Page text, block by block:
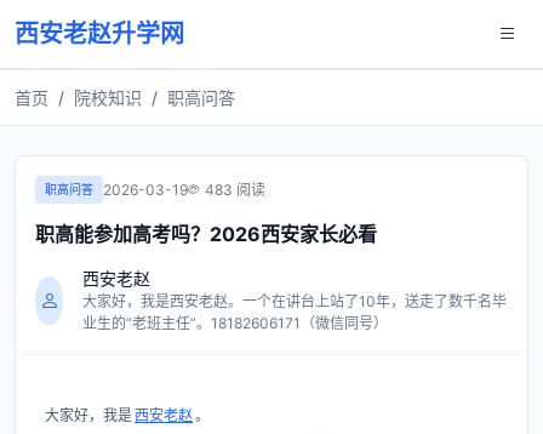
西安老赵升学网
首页 院校知识 职高问答
职高问答 2026-03-19 483 阅读
职高能参加高考吗？2026西安家长必看
西安老赵
大家好，我是西安老赵。一个在讲台上站了10年，送走了数千名毕
业生的“老班主任”。18182606171（微信同号）
大家好，我是西安老赵 。